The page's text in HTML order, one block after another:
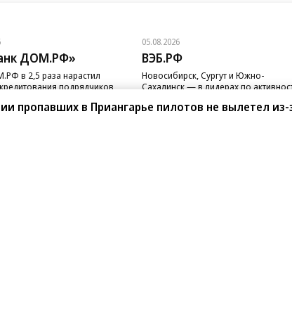
ДОМ.РФ»
в 2,5 раза нарастил
подрядчиков
05.08.2026
ВЭБ.РФ
Новосибирск, Сургут и Южно-
Сахалинск — в лидерах по
пропавших в Приангарье пилотов не вылетел из-